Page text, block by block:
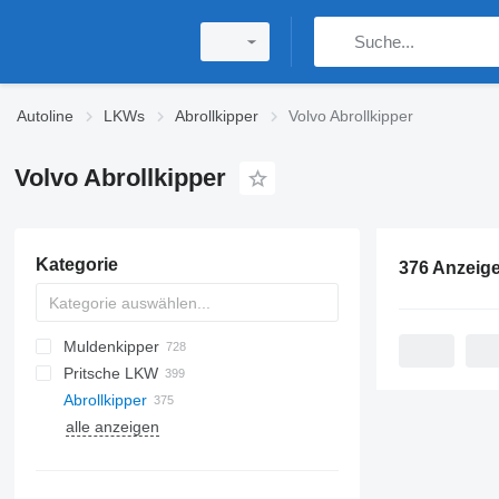
Autoline LKWs Abrollkipper Volvo Abrollkipper
Volvo Abrollkipper
Kategorie
Muldenkipper
Pritsche LKW
Abrollkipper
alle anzeigen
376